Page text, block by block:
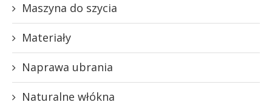
Maszyna do szycia
Materiały
Naprawa ubrania
Naturalne włókna